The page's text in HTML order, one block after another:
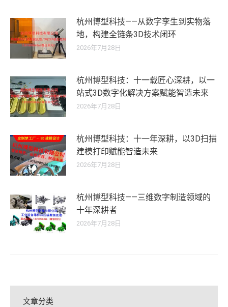
杭州博型科技——从数字孪生到实物落
地，构建全链条3D技术闭环
2026年7月28日
杭州博型科技：十一载匠心深耕，以一
站式3D数字化解决方案赋能智造未来
2026年7月28日
杭州博型科技：十一年深耕，以3D扫描
建模打印赋能智造未来
2026年7月28日
杭州博型科技——三维数字制造领域的
十年深耕者
2026年7月28日
文章分类